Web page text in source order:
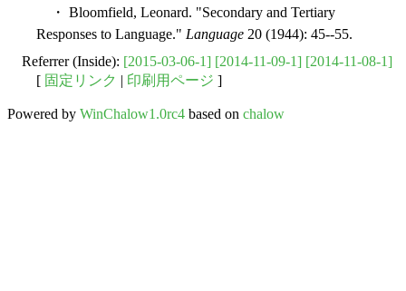
・ Bloomfield, Leonard. "Secondary and Tertiary
Responses to Language." Language 20 (1944): 45--55.
Referrer (Inside): [2015-03-06-1] [2014-11-09-1] [2014-11-08-1]
[ 固定リンク | 印刷用ページ ]
Powered by WinChalow1.0rc4 based on chalow